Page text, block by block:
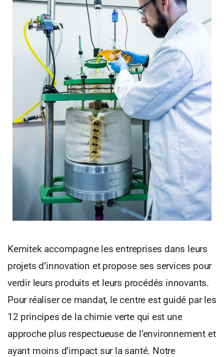
Kemitek accompagne les entreprises dans leurs
projets d’innovation et propose ses services pour
verdir leurs produits et leurs procédés innovants.
Pour réaliser ce mandat, le centre est guidé par les
12 principes de la chimie verte qui est une
approche plus respectueuse de l’environnement et
ayant moins d’impact sur la santé. Notre